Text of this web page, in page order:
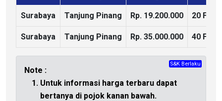
Surabaya Tanjung Pinang Rp. 19.200.000 20 Feet
Surabaya Tanjung Pinang Rp. 35.000.000 40 Feet
Note :
Untuk informasi harga terbaru dapat
bertanya di
CHAT
pojok kanan bawah.
S&K Berlaku